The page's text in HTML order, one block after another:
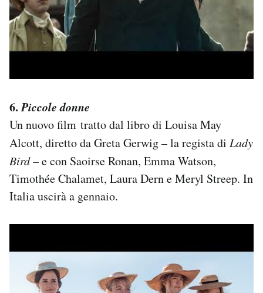
6.Piccole donne
Un nuovo film tratto dal libro di Louisa May
Alcott, diretto da Greta Gerwig – la regista di Lady
Bird– e con Saoirse Ronan, Emma Watson,
Timothée Chalamet, Laura Dern e Meryl Streep. In
Italia uscirà a gennaio.